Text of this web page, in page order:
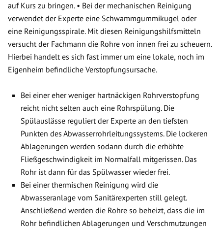
auf Kurs zu bringen. • Bei der mechanischen Reinigung
verwendet der Experte eine Schwammgummikugel oder
eine Reinigungsspirale. Mit diesen Reinigungshilfsmitteln
versucht der Fachmann die Rohre von innen frei zu scheuern.
Hierbei handelt es sich fast immer um eine lokale, noch im
Eigenheim befindliche Verstopfungsursache.
Bei einer eher weniger hartnäckigen Rohrverstopfung
reicht nicht selten auch eine Rohrspülung. Die
Spülauslässe reguliert der Experte an den tiefsten
Punkten des Abwasserrohrleitungssystems. Die lockeren
Ablagerungen werden sodann durch die erhöhte
Fließgeschwindigkeit im Normalfall mitgerissen. Das
Rohr ist dann für das Spülwasser wieder frei.
Bei einer thermischen Reinigung wird die
Abwasseranlage vom Sanitärexperten still gelegt.
Anschließend werden die Rohre so beheizt, dass die im
Rohr befindlichen Ablagerungen und Verschmutzungen